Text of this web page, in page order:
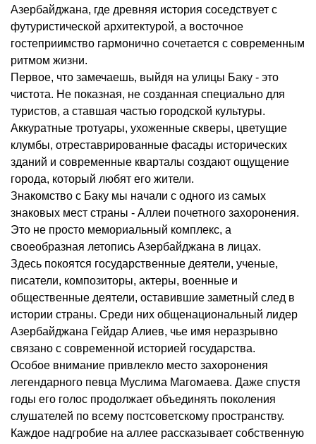
Азербайджана, где древняя история соседствует с
футуристической архитектурой, а восточное
гостеприимство гармонично сочетается с современным
ритмом жизни.
Первое, что замечаешь, выйдя на улицы Баку - это
чистота. Не показная, не созданная специально для
туристов, а ставшая частью городской культуры.
Аккуратные тротуары, ухоженные скверы, цветущие
клумбы, отреставрированные фасады исторических
зданий и современные кварталы создают ощущение
города, который любят его жители.
Знакомство с Баку мы начали с одного из самых
знаковых мест страны - Аллеи почетного захоронения.
Это не просто мемориальный комплекс, а
своеобразная летопись Азербайджана в лицах.
Здесь покоятся государственные деятели, ученые,
писатели, композиторы, актеры, военные и
общественные деятели, оставившие заметный след в
истории страны. Среди них общенациональный лидер
Азербайджана Гейдар Алиев, чье имя неразрывно
связано с современной историей государства.
Особое внимание привлекло место захоронения
легендарного певца Муслима Магомаева. Даже спустя
годы его голос продолжает объединять поколения
слушателей по всему постсоветскому пространству.
Каждое надгробие на аллее рассказывает собственную